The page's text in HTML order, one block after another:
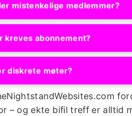
mistenkelige medlemmer?
kreves abonnement?
diskrete møter?
– og ekte bifil treff er alltid